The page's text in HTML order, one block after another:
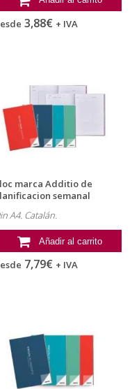
3,88€ + IVA
marca Additio de
semanal
A4. Catalán.
Añadir al carrito
7,79€ + IVA